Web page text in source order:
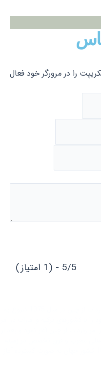
را در مرورگر خود فعال
5/5 - (1 امتیاز)